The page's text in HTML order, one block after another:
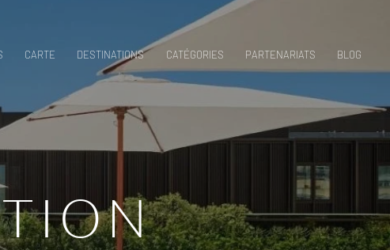
CARTE DESTINATIONS CATÉGORIES PARTENARIATS BLOG